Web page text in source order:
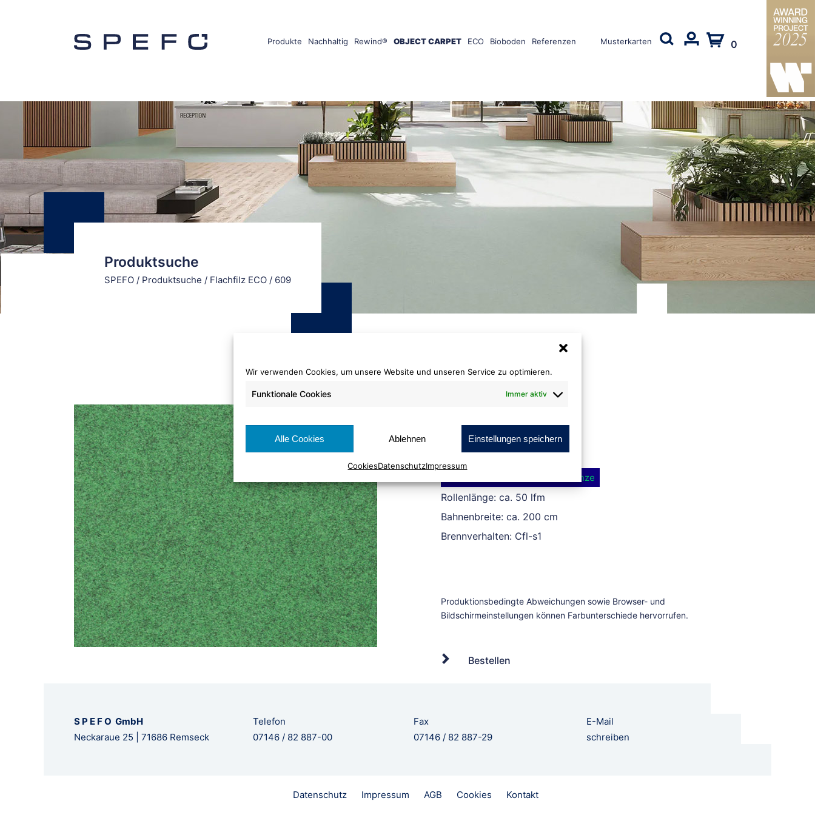
Wir verwenden Cookies, um unsere Website und unseren Service zu optimieren.
Funktionale Cookies Immer aktiv
Alle Cookies Ablehnen Einstellungen speichern
CookiesDatenschutzImpressum
Produkte Nachhaltig Rewind® OBJECT CARPET ECO Bioboden Referenzen Musterkarten 0
Produktsuche
SPEFO / Produktsuche / Flachfilz ECO / 609
609
Bronze
Rollenlänge: ca. 50 lfm
Bahnenbreite: ca. 200 cm
Brennverhalten: Cfl-s1
Bestellen
S P E F O GmbH
Neckaraue 25 | 71686 Remseck
Telefon
07146 / 82 887-00
Fax
07146 / 82 887-29
E-Mail
schreiben
Datenschutz Impressum AGB Cookies Kontakt